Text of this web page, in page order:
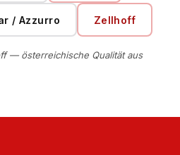
/ Azzurro Zellhoff
— österreichische Qualität aus